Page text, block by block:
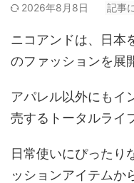
2026年8月8日 記事
ニコアンドは、日本
のファッションを展
アパレル以外にもイ
売するトータルライ
日常使いにぴったり
ッションアイテムか